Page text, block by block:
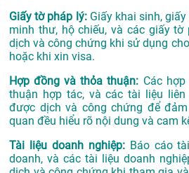
Giấy tờ pháp lý:Giấy khai sinh,
minh thư, hộ chiếu, và các giấy
dịch và công chứng khi sử dụng
hoặc khi xin visa.
Hợp đồng và thỏa thuận: Các
thuận hợp tác, và các tài liệu
được dịch và công chứng để
quan đều hiểu rõ nội dung và cam
Tài liệu doanh nghiệp:Báo cáo
doanh, và các tài liệu doanh